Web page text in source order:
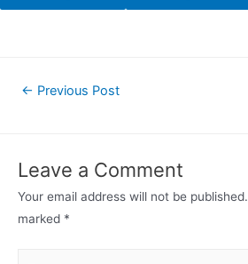
Post← Previous Post
Leave a Comment
Your email address will not be published.
marked *